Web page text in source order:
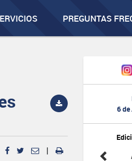
PREGUNTAS
6
|